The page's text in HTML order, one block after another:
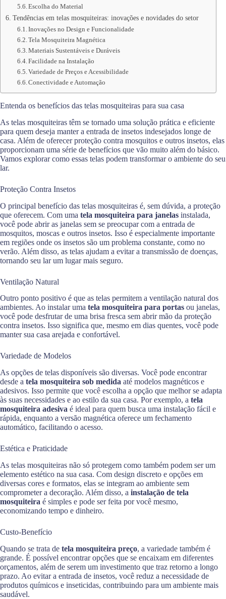
Escolha do Material
Tendências em telas mosquiteiras: inovações e novidades do setor
Inovações no Design e Funcionalidade
Tela Mosquiteira Magnética
Materiais Sustentáveis e Duráveis
Facilidade na Instalação
Variedade de Preços e Acessibilidade
Conectividade e Automação
Entenda os benefícios das telas mosquiteiras para sua casa
As telas mosquiteiras têm se tornado uma solução prática e eficiente
para quem deseja manter a entrada de insetos indesejados longe de
casa. Além de oferecer proteção contra mosquitos e outros insetos, elas
proporcionam uma série de benefícios que vão muito além do básico.
Vamos explorar como essas telas podem transformar o ambiente do seu
lar.
Proteção Contra Insetos
O principal benefício das telas mosquiteiras é, sem dúvida, a proteção
que oferecem. Com uma tela mosquiteira para janelas instalada,
você pode abrir as janelas sem se preocupar com a entrada de
mosquitos, moscas e outros insetos. Isso é especialmente importante
em regiões onde os insetos são um problema constante, como no
verão. Além disso, as telas ajudam a evitar a transmissão de doenças,
tornando seu lar um lugar mais seguro.
Ventilação Natural
Outro ponto positivo é que as telas permitem a ventilação natural dos
ambientes. Ao instalar uma tela mosquiteira para portas ou janelas,
você pode desfrutar de uma brisa fresca sem abrir mão da proteção
contra insetos. Isso significa que, mesmo em dias quentes, você pode
manter sua casa arejada e confortável.
Variedade de Modelos
As opções de telas disponíveis são diversas. Você pode encontrar
desde a tela mosquiteira sob medida até modelos magnéticos e
adesivos. Isso permite que você escolha a opção que melhor se adapta
às suas necessidades e ao estilo da sua casa. Por exemplo, a tela
mosquiteira adesiva é ideal para quem busca uma instalação fácil e
rápida, enquanto a versão magnética oferece um fechamento
automático, facilitando o acesso.
Estética e Praticidade
As telas mosquiteiras não só protegem como também podem ser um
elemento estético na sua casa. Com design discreto e opções em
diversas cores e formatos, elas se integram ao ambiente sem
comprometer a decoração. Além disso, a instalação de tela
mosquiteira é simples e pode ser feita por você mesmo,
economizando tempo e dinheiro.
Custo-Benefício
Quando se trata de tela mosquiteira preço, a variedade também é
grande. É possível encontrar opções que se encaixam em diferentes
orçamentos, além de serem um investimento que traz retorno a longo
prazo. Ao evitar a entrada de insetos, você reduz a necessidade de
produtos químicos e inseticidas, contribuindo para um ambiente mais
saudável.